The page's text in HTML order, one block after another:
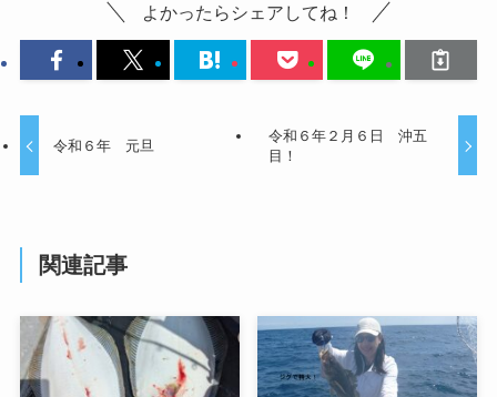
よかったらシェアしてね！
令和６年 元旦
令和６年２月６日 沖五
目！
関連記事